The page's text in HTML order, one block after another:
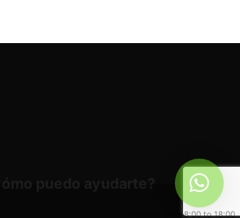
Available from 8:00 to 18:00